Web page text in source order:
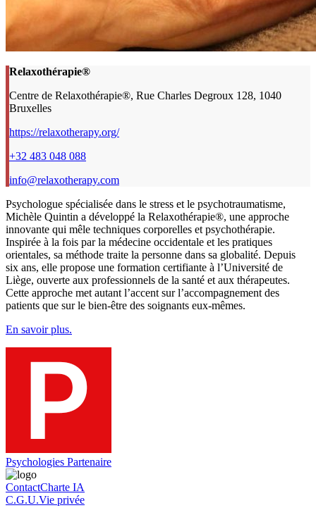
Relaxothérapie®
Centre de Relaxothérapie®, Rue Charles Degroux 128, 1040
Bruxelles
https://relaxotherapy.org/
+32 483 048 088
info@relaxotherapy.com
Psychologue spécialisée dans le stress et le psychotraumatisme,
Michèle Quintin a développé la Relaxothérapie®, une approche
innovante qui mêle techniques corporelles et psychothérapie.
Inspirée à la fois par la médecine occidentale et les pratiques
orientales, sa méthode traite la personne dans sa globalité. Depuis
six ans, elle propose une formation certifiante à l’Université de
Liège, ouverte aux professionnels de la santé et aux thérapeutes.
Cette approche met autant l’accent sur l’accompagnement des
patients que sur le bien-être des soignants eux-mêmes.
En savoir plus.
Psychologies Partenaire
ContactCharte IA
C.G.U.Vie privée